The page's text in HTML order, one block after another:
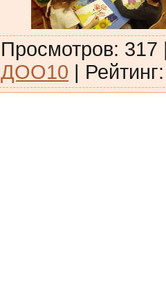
Просмотров: 317
ДОО10 | Рейтинг: